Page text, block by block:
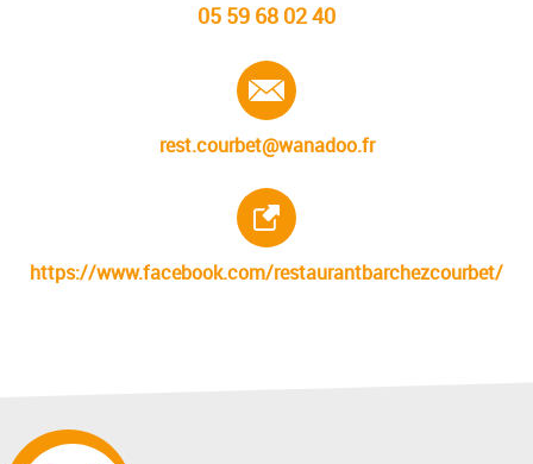
05 59 68 02 40
rest.courbet@wanadoo.fr
https://www.facebook.com/restaurantbarchezcourbet/